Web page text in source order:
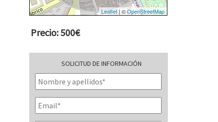
Leaflet| ©OpenStreetMap
Precio: 500€
SOLICITUD DE INFORMACIÓN